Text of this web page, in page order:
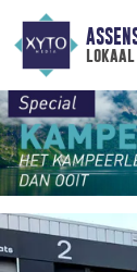
lokaal